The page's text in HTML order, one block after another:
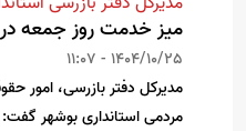
میز خدمت روز جمعه
1404/10/25 - 11:07
مدیرکل دفتر بازرسی، امور
مردمی استانداری بوشهر